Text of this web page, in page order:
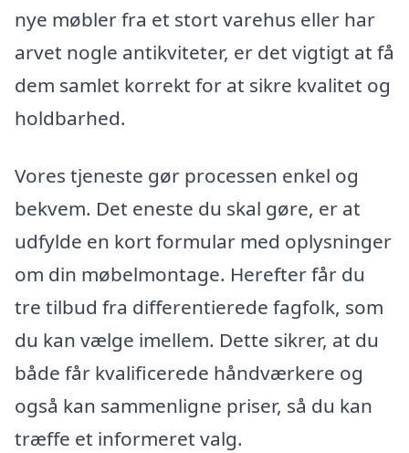
nye møbler fra et stort varehus eller har
arvet nogle antikviteter, er det vigtigt at få
dem samlet korrekt for at sikre kvalitet og
holdbarhed.
Vores tjeneste gør processen enkel og
bekvem. Det eneste du skal gøre, er at
udfylde en kort formular med oplysninger
om din møbelmontage. Herefter får du
tre tilbud fra differentierede fagfolk, som
du kan vælge imellem. Dette sikrer, at du
både får kvalificerede håndværkere og
også kan sammenligne priser, så du kan
træffe et informeret valg.